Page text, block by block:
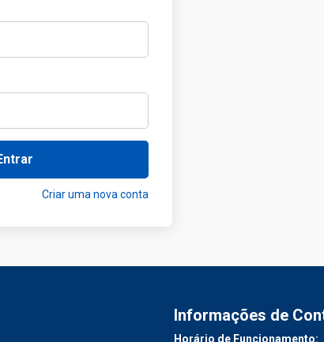
Criar uma nova conta
Informações de
Horário de Funcionamento: